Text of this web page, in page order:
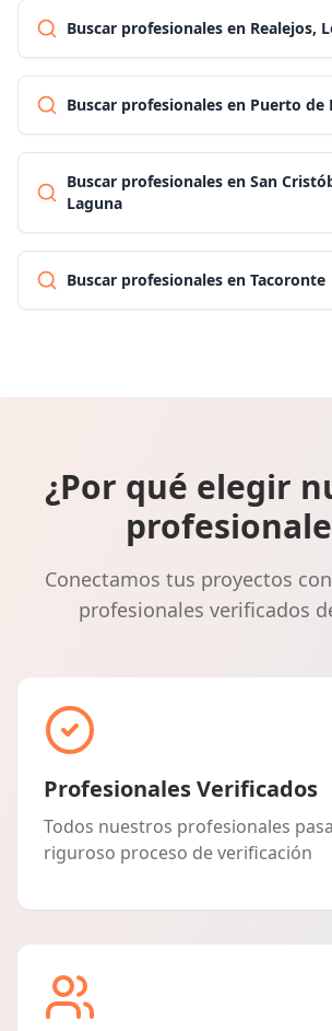
Buscar profesionales en Realejos,
Buscar profesionales en Puerto de
Buscar profesionales en San
Laguna
Buscar profesionales en Tacoronte
¿Por qué elegir
Conectamos tus proyectos
profesionales verificados
Profesionales Verificados
Todos nuestros profesionales
riguroso proceso de verificación